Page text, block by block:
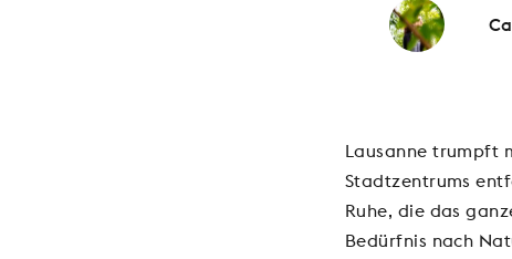
Lausanne trumpft
Stadtzentrums
Ruhe, die das
Bedürfnis nach